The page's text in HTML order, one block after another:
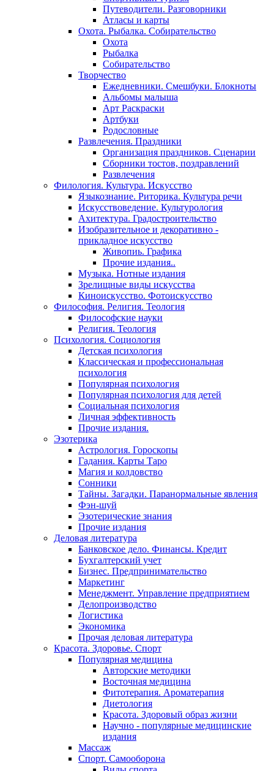
Путеводители. Разговорники
Атласы и карты
Охота. Рыбалка. Собирательство
Охота
Рыбалка
Собирательство
Творчество
Ежедневники. Смешбуки. Блокноты
Альбомы малыша
Арт Раскраски
Артбуки
Родословные
Развлечения. Праздники
Организация праздников. Сценарии
Сборники тостов, поздравлений
Развлечения
Филология. Культура. Искусство
Языкознание. Риторика. Культура речи
Искусствоведение. Культурология
Ахитектура. Градостроительство
Изобразительное и декоративно -
прикладное искусство
Живопиь. Графика
Прочие издания..
Музыка. Нотные издания
Зрелищные виды искусства
Киноискусство. Фотоискусство
Философия. Религия. Теология
Философские науки
Религия. Теология
Психология. Социология
Детская психология
Классическая и профессиональная
психология
Популярная психология
Популярная психология для детей
Социальная психология
Личная эффективность
Прочие издания.
Эзотерика
Астрология. Гороскопы
Гадания. Карты Таро
Магия и колдовство
Сонники
Тайны. Загадки. Паранормальные явления
Фэн-шуй
Эзотерические знания
Прочие издания
Деловая литература
Банковское дело. Финансы. Кредит
Бухгалтерский учет
Бизнес. Предпринимательство
Маркетинг
Менеджмент. Управление предприятием
Делопроизводство
Логистика
Экономика
Прочая деловая литература
Красота. Здоровье. Спорт
Популярная медицина
Авторские методики
Восточная медицина
Фитотерапия. Ароматерапия
Диетология
Красота. Здоровый образ жизни
Научно - популярные медицинские
издания
Массаж
Спорт. Самооборона